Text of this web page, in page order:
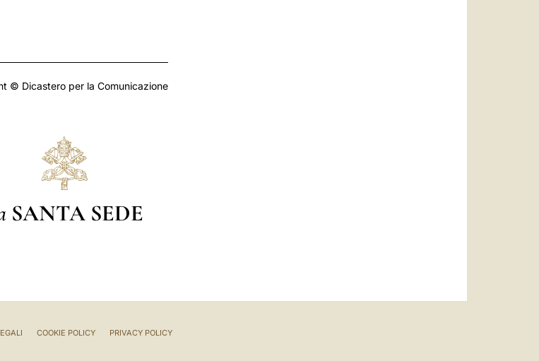
© Dicastero per la Comunicazione
SANTA SEDE
COOKIE POLICY PRIVACY POLICY